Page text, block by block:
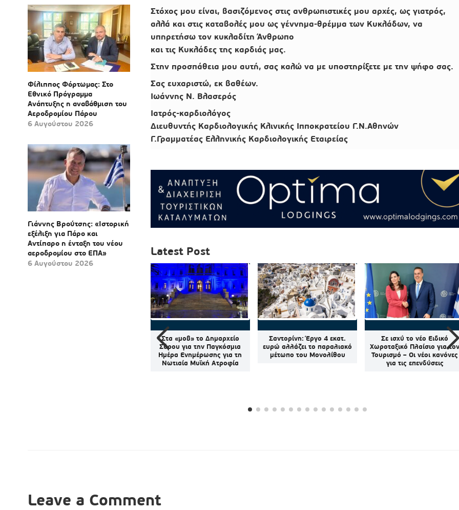
Φίλιππος Φόρτωμας: Στο
Εθνικό Πρόγραμμα
Ανάπτυξης η αναβάθμιση του
Αεροδρομίου Πάρου
6 Αυγούστου 2026
Γιάννης Βρούτσης: «Ιστορική
εξέλιξη για Πάρο και
Αντίπαρο η ένταξη του νέου
αεροδρομίου στο ΕΠΑ»
6 Αυγούστου 2026
Στόχος μου είναι, βασιζόμενος στις ανθρωπιστικές μου αρχές, ως γιατρός,
αλλά και στις καταβολές μου ως γέννημα-θρέμμα των Κυκλάδων, να
υπηρετήσω τον κυκλαδίτη Άνθρωπο
και τις Κυκλάδες της καρδιάς μας.
Στην προσπάθεια μου αυτή, σας καλώ να με υποστηρίξετε με την ψήφο σας.
Σας ευχαριστώ, εκ βαθέων.
Ιωάννης Ν. Βλασερός
Ιατρός-καρδιολόγος
Διευθυντής Καρδιολογικής Κλινικής Ιπποκρατείου Γ.Ν.Αθηνών
Γ.Γραμματέας Ελληνικής Καρδιολογικής Εταιρείας
Latest Post
Στα «μοβ» το Δημαρχείο
Σύρου για την Παγκόσμια
Ημέρα Ενημέρωσης για τη
Νωτιαία Μυϊκή Ατροφία
Σαντορίνη: Έργο 4 εκατ.
ευρώ αλλάζει το παραλιακό
μέτωπο του Μονολίθου
Σε ισχύ το νέο Ειδικό
Χωροταξικό Πλαίσιο για
Τουρισμό – Οι νέοι κανόνες
για τις επενδύσεις
Leave a Comment